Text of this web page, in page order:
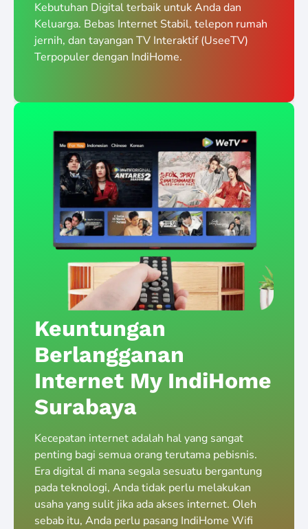
Kebutuhan Digital terbaik untuk Anda dan
Keluarga. Bebas Internet Stabil, telepon rumah
jernih, dan tayangan TV Interaktif (UseeTV)
Terpopuler dengan IndiHome.
Keuntungan
Berlangganan
Internet My IndiHome
Surabaya
Kecepatan internet adalah hal yang sangat
penting bagi semua orang terutama pebisnis.
Era digital di mana segala sesuatu bergantung
pada teknologi, Anda tidak perlu melakukan
usaha yang sulit jika ada akses internet. Oleh
sebab itu, Anda perlu pasang IndiHome Wifi